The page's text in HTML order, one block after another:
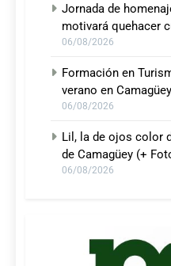
Jornada de
motivará quehacer
06/08/2026
Formación en
verano en Camagüey
06/08/2026
Lil, la de ojos color
de Camagüey (+
06/08/2026